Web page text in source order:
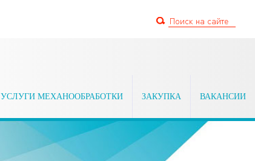
УСЛУГИ МЕХАНООБРАБОТКИ ЗАКУПКА ВАКАНСИИ